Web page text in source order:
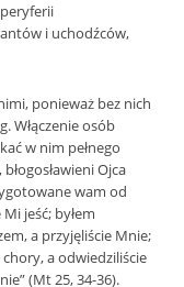
i uchodźców,
ponieważ bez nich
Włączenie osób
w nim pełnego
Ojca
wam od
jeść; byłem
a przyjęliście Mnie;
chory, a odwiedziliście
(Mt 25, 34-36).